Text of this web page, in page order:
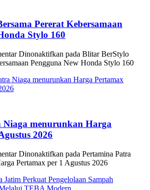
Pererat Kebersamaan
Stylo 160
Dinonaktifkan pada Blitar BerStylo
Pengguna New Honda Stylo 160
Niaga menurunkan Harga
2026
Dinonaktifkan pada Pertamina Patra
Pertamax per 1 Agustus 2026